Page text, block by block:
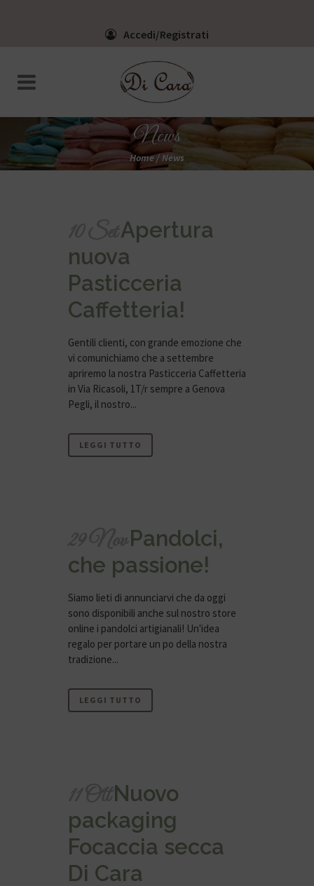
Accedi/Registrati
News
Home/News
Apertura
nuova
Pasticceria
Caffetteria!
Gentili clienti, con grande emozione che
vi comunichiamo che a settembre
apriremo la nostra Pasticceria Caffetteria
in Via Ricasoli, 1T/r sempre a Genova
Pegli, il nostro...
LEGGI TUTTO
Pandolci,
che passione!
Siamo lieti di annunciarvi che da oggi
sono disponibili anche sul nostro store
online i pandolci artigianali! Un'idea
regalo per portare un po della nostra
tradizione...
LEGGI TUTTO
Nuovo
packaging
Focaccia secca
Di Cara